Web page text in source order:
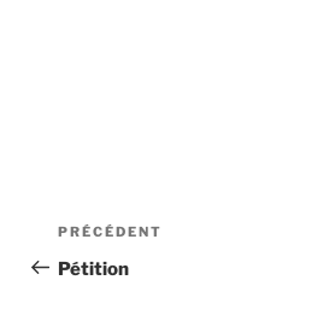
Navigation
de
Article
précédent
PRÉCÉDENT
Pétition